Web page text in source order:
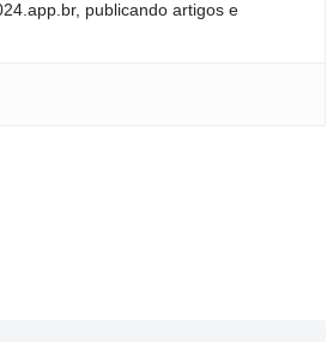
publicando artigos e